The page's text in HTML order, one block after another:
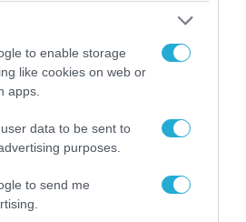
to enable storage
like cookies on web or
apps.
data to be sent to
purposes.
to send me
ο αριθμός των
πολεμούν για το Κίεβο